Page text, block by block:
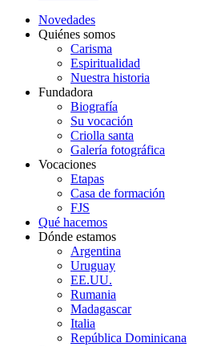
Novedades
Quiénes somos
Carisma
Espiritualidad
Nuestra historia
Fundadora
Biografía
Su vocación
Criolla santa
Galería fotográfica
Vocaciones
Etapas
Casa de formación
FJS
Qué hacemos
Dónde estamos
Argentina
Uruguay
EE.UU.
Rumania
Madagascar
Italia
República Dominicana